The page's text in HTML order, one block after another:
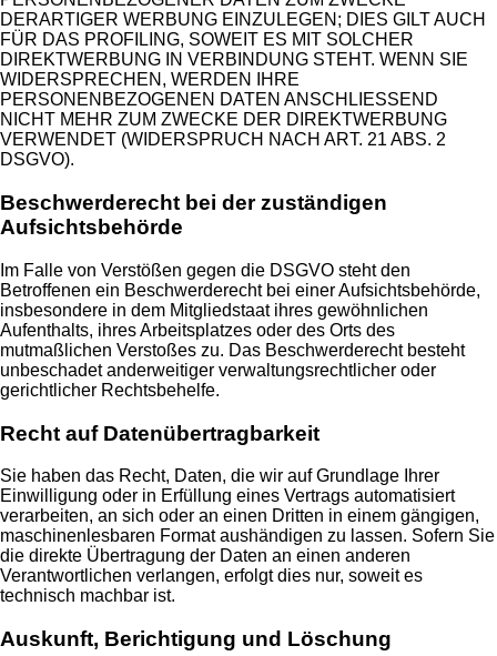
DERARTIGER WERBUNG EINZULEGEN; DIES GILT AUCH
FÜR DAS PROFILING, SOWEIT ES MIT SOLCHER
DIREKTWERBUNG IN VERBINDUNG STEHT. WENN SIE
WIDERSPRECHEN, WERDEN IHRE
PERSONENBEZOGENEN DATEN ANSCHLIESSEND
NICHT MEHR ZUM ZWECKE DER DIREKTWERBUNG
VERWENDET (WIDERSPRUCH NACH ART. 21 ABS. 2
DSGVO).
Beschwerderecht bei der zuständigen
Aufsichtsbehörde
Im Falle von Verstößen gegen die DSGVO steht den
Betroffenen ein Beschwerderecht bei einer Aufsichtsbehörde,
insbesondere in dem Mitgliedstaat ihres gewöhnlichen
Aufenthalts, ihres Arbeitsplatzes oder des Orts des
mutmaßlichen Verstoßes zu. Das Beschwerderecht besteht
unbeschadet anderweitiger verwaltungsrechtlicher oder
gerichtlicher Rechtsbehelfe.
Recht auf Datenübertragbarkeit
Sie haben das Recht, Daten, die wir auf Grundlage Ihrer
Einwilligung oder in Erfüllung eines Vertrags automatisiert
verarbeiten, an sich oder an einen Dritten in einem gängigen,
maschinenlesbaren Format aushändigen zu lassen. Sofern Sie
die direkte Übertragung der Daten an einen anderen
Verantwortlichen verlangen, erfolgt dies nur, soweit es
technisch machbar ist.
Auskunft, Berichtigung und Löschung